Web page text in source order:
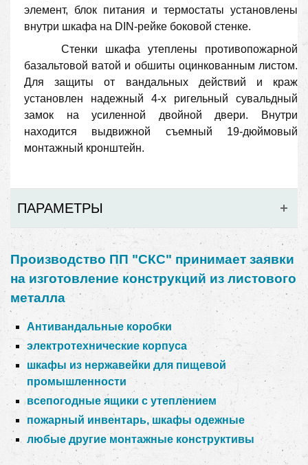
элемент, блок питания и термостаты установлены
внутри шкафа на DIN-рейке боковой стенке.
Стенки шкафа утеплены противопожарной
базальтовой ватой и обшиты оцинкованным листом.
Для защиты от вандальных действий и краж
установлен надежный 4-х ригельный сувальдный
замок на усиленной двойной двери. Внутри
находится выдвижной съемный 19-дюймовый
монтажный кронштейн.
ПАРАМЕТРЫ
Производство ПП "СКС" принимает заявки
на изготовление конструкций из листового
металла
Антивандальные коробки
электротехнические корпуса
шкафы из нержавейки для пищевой
промышленности
всепогодные ящики с утеплением
пожарный инвентарь, шкафы одежные
любые другие монтажные конструктивы